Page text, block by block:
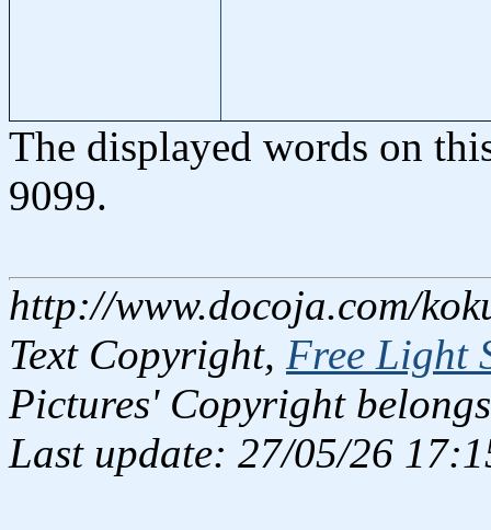
The displayed words on
9099.
http://www.docoja.com/
Text Copyright, Free Light
Pictures' Copyright
Last update: 27/05/26